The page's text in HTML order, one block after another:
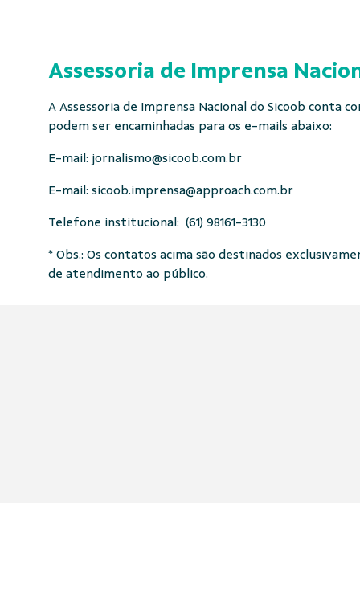
Assessoria de Imprensa
A Assessoria de Imprensa Nacional do Sicoob conta
podem ser encaminhadas para os e-mails abaixo:
E-mail: jornalismo@sicoob.com.br
E-mail: sicoob.imprensa@approach.com.br
Telefone institucional: (61) 98161-3130
* Obs.: Os contatos acima são destinados
de atendimento ao público.